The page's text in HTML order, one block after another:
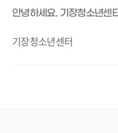
기장청소년센터